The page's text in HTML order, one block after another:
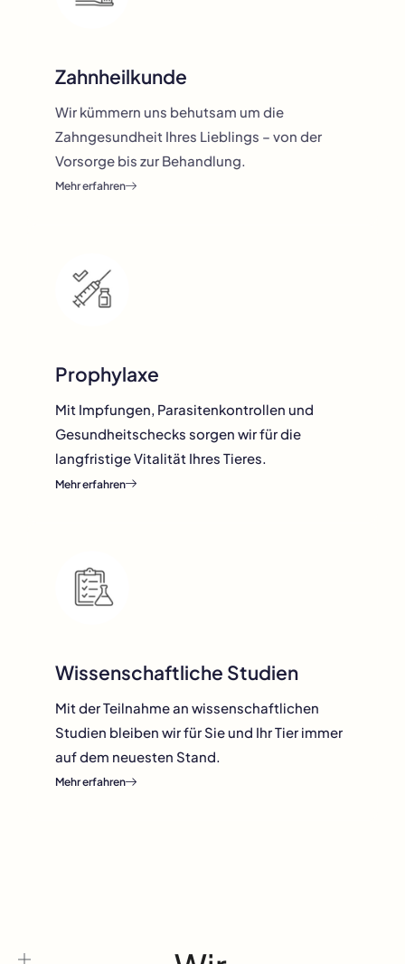
Zahnheilkunde
Wir kümmern uns behutsam um die
Zahngesundheit Ihres Lieblings – von der
Vorsorge bis zur Behandlung.
Mehr erfahren
Prophylaxe
Mit Impfungen, Parasitenkontrollen und
Gesundheitschecks sorgen wir für die
langfristige Vitalität Ihres Tieres.
Mehr erfahren
Wissenschaftliche Studien
Mit der Teilnahme an wissenschaftlichen
Studien bleiben wir für Sie und Ihr Tier immer
auf dem neuesten Stand.
Mehr erfahren